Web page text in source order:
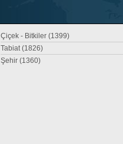
Çiçek - Bitkiler (1399)
Tabiat (1826)
Şehir (1360)